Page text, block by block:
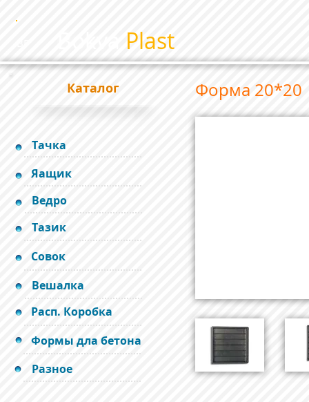
Plast
Каталог
Тачка
Яащик
Ведро
Тазик
Совок
Вешалка
Расп. Коробка
Формы дла бетона
Разное
Форма 20*20